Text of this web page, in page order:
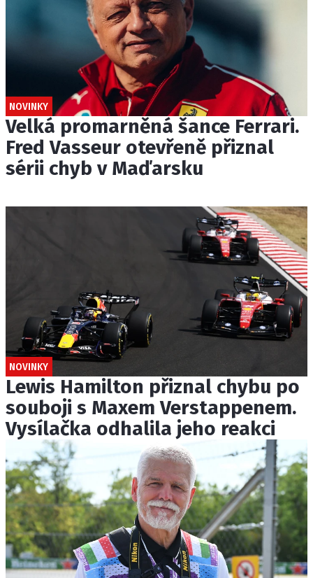
NOVINKY
Velká promarněná šance Ferrari.
Fred Vasseur otevřeně přiznal
sérii chyb v Maďarsku
NOVINKY
Lewis Hamilton přiznal chybu po
souboji s Maxem Verstappenem.
Vysílačka odhalila jeho reakci